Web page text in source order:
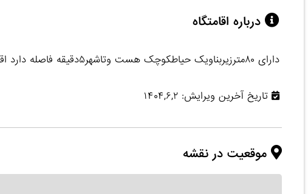
درباره اقامتگاه
دارای ۸۰مترزیربناویک حیاطکوچک هست وتاشهر۵دقیقه فاصله دارد اقامتگاه در کوچه امن وتمیزوارام هست
تاریخ آخرین ویرایش: ۱۴۰۴,۶,۲
موقعیت در نقشه